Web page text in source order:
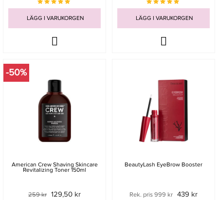
LÄGG I VARUKORGEN LÄGG I VARUKORGEN
-50%
American Crew Shaving Skincare
Revitalizing Toner 150ml
259 kr 129,50 kr
BeautyLash EyeBrow Booster
Rek. pris 999 kr 439 kr